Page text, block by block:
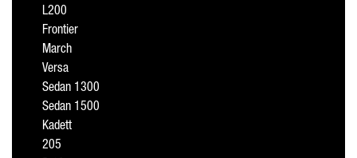
L200
Frontier
March
Versa
Sedan 1300
Sedan 1500
Kadett
205